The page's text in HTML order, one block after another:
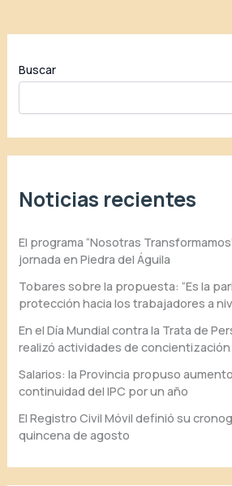
Buscar
Noticias recientes
El programa “Nosotras
jornada en Piedra del Águila
Tobares sobre la propuesta: “Es la
protección hacia los trabajadores a
En el Día Mundial contra la Trata de
realizó actividades de
Salarios: la Provincia propuso
continuidad del IPC por un año
El Registro Civil Móvil definió su
quincena de agosto